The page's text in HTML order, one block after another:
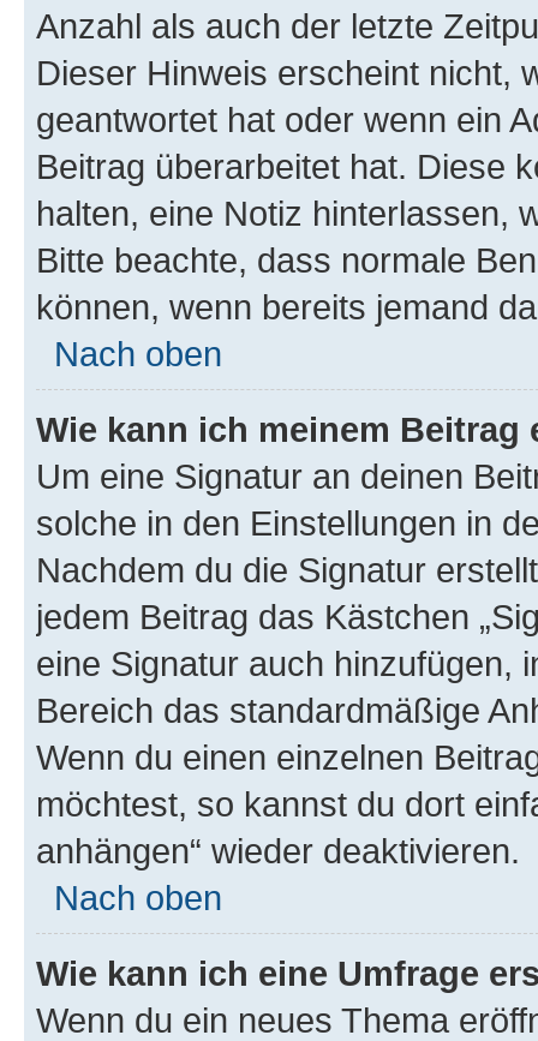
Anzahl als auch der letzte
Dieser Hinweis erscheint nicht,
geantwortet hat oder wenn ein
Beitrag überarbeitet hat. Diese
halten, eine Notiz hinterlassen,
Bitte beachte, dass normale
können, wenn bereits jemand
Nach oben
Wie kann ich meinem
Um eine Signatur an deinen
solche in den Einstellungen in
Nachdem du die Signatur
jedem Beitrag das Kästchen
eine Signatur auch hinzufügen,
Bereich das standardmäßige
Wenn du einen einzelnen
möchtest, so kannst du dort
anhängen“ wieder deaktivieren.
Nach oben
Wie kann ich eine Umfrage
Wenn du ein neues Thema